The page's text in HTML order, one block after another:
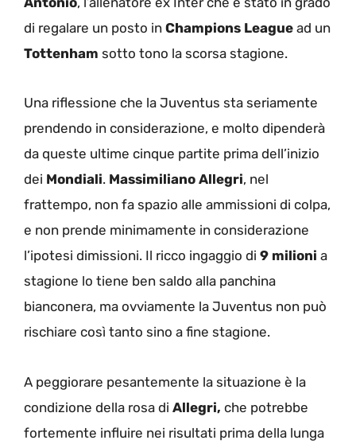
di regalare un posto in Champions League ad un
Tottenham sotto tono la scorsa stagione.
Una riflessione che la Juventus sta seriamente
prendendo in considerazione, e molto dipenderà
da queste ultime cinque partite prima dell’inizio
dei Mondiali. Massimiliano Allegri, nel
frattempo, non fa spazio alle ammissioni di colpa,
e non prende minimamente in considerazione
l’ipotesi dimissioni. Il ricco ingaggio di 9 milioni a
stagione lo tiene ben saldo alla panchina
bianconera, ma ovviamente la Juventus non può
rischiare così tanto sino a fine stagione.
A peggiorare pesantemente la situazione è la
condizione della rosa di Allegri, che potrebbe
fortemente influire nei risultati prima della lunga